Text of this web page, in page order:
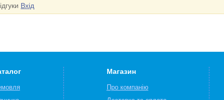
Вхід
Магазин
Про компанію